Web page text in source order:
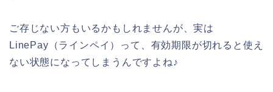
ご存じない方もいるかもしれませんが、実は
LinePay（ラインペイ）って、有効期限が切れると使え
ない状態になってしまうんですよね♪